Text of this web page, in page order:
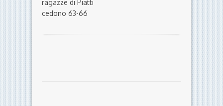
ragazze di Piatti
cedono 63-66